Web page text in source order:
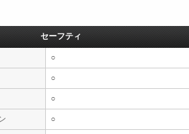
セーフティ
○
○
○
○